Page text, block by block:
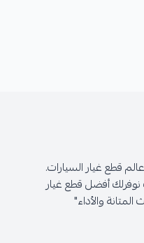
قطع غيار السيارات.
أفضل قطع غيار
والأداء"